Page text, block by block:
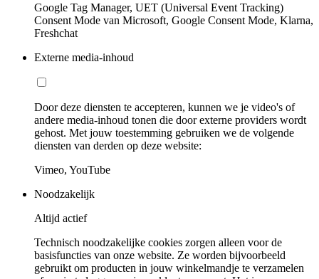
Google Tag Manager, UET (Universal Event Tracking)
Consent Mode van Microsoft, Google Consent Mode, Klarna,
Freshchat
Externe media-inhoud
Door deze diensten te accepteren, kunnen we je video's of
andere media-inhoud tonen die door externe providers wordt
gehost. Met jouw toestemming gebruiken we de volgende
diensten van derden op deze website:
Vimeo, YouTube
Noodzakelijk
Altijd actief
Technisch noodzakelijke cookies zorgen alleen voor de
basisfuncties van onze website. Ze worden bijvoorbeeld
gebruikt om producten in jouw winkelmandje te verzamelen